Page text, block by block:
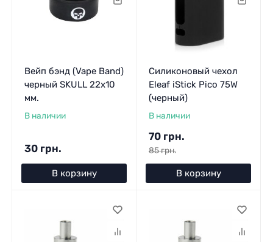
Вейп бэнд (Vape Band)
черный SKULL 22x10
мм.
В наличии
30 грн.
В корзину
Силиконовый чехол
Eleaf iStick Pico 75W
(черный)
В наличии
70 грн.
85 грн.
В корзину